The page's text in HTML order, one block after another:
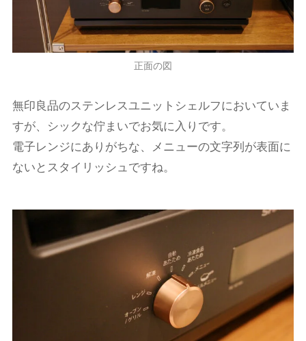
正面の図
無印良品のステンレスユニットシェルフにおいていま
すが、シックな佇まいでお気に入りです。
電子レンジにありがちな、メニューの文字列が表面に
ないとスタイリッシュですね。